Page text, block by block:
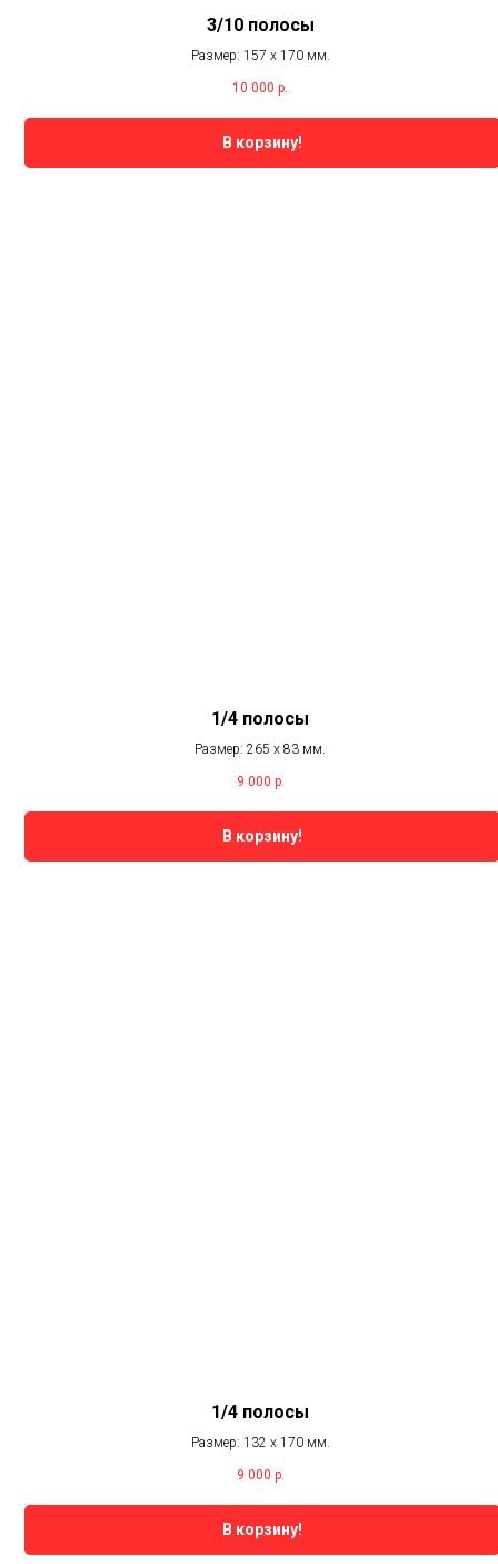
3/10 полосы
Размер: 157 х 170 мм.
10 000 р.
В корзину!
1/4 полосы
Размер: 265 х 83 мм.
9 000 р.
В корзину!
1/4 полосы
Размер: 132 х 170 мм.
9 000 р.
В корзину!